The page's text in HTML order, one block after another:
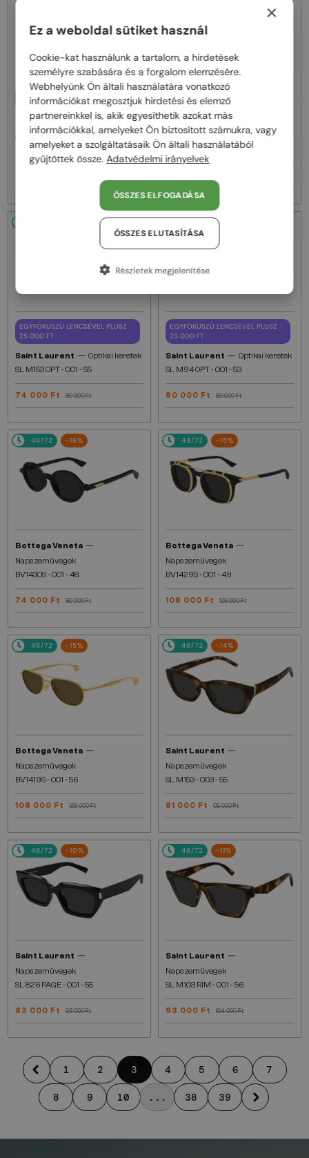
EGYFÓKUSZÚ LENCSÉVEL PLUSZ
25 000 FT
DOLCE & GABBANA —
Optikai keretek
DG3405 - ​502 - ​54
EGYFÓKUSZÚ LENCSÉVEL PLUSZ
25 000 FT
Saint Laurent —
SL M153 OPT - 003 - 55
EGYFÓKUSZÚ LENCSÉVEL PLUSZ
25 000 FT
Saint Laurent — Optikai keretek
SL M153 OPT - 001 - 55
74 000 Ft 89 000 Ft
-10%
EGYFÓKUSZÚ LENCSÉVEL PLUSZ
25 000 FT
Saint Laurent — Optikai keretek
SL M94 OPT - 001 - 53
80 000 Ft 89 000 Ft
48/72 -16%
Bottega Veneta —
Napszemüvegek
BV1430S - 001 - 48
74 000 Ft 89 000 Ft
48/72 -15%
Bottega Veneta —
Napszemüvegek
BV1429S - 001 - 49
108 000 Ft 126 000 Ft
48/72 -15%
Bottega Veneta —
Napszemüvegek
BV1419S - 001 - 56
108 000 Ft 126 000 Ft
48/72 -14%
Saint Laurent —
Napszemüvegek
SL M153 - 003 - 55
81 000 Ft 95 000 Ft
48/72 -10%
Saint Laurent —
Napszemüvegek
SL 826 PAGE - 001 - 55
83 000 Ft 93 000 Ft
48/72 -11%
Saint Laurent —
Napszemüvegek
SL M103 RIM - 001 - 56
93 000 Ft 104 000 Ft
1 2 3 4 5 6 7
8 9 10 ... 38 39
×
Ez a weboldal sütiket használ
Cookie-kat használunk a tartalom, a hirdetések
személyre szabására és a forgalom elemzésére.
Webhelyünk Ön általi használatára vonatkozó
információkat megosztjuk hirdetési és elemző
partnereinkkel is, akik egyesíthetik azokat más
információkkal, amelyeket Ön biztosított számukra, vagy
amelyeket a szolgáltatásaik Ön általi használatából
gyűjtöttek össze.Adatvédelmi irányelvek
ÖSSZES ELFOGADÁSA
ÖSSZES ELUTASÍTÁSA
Részletek megjelenítése